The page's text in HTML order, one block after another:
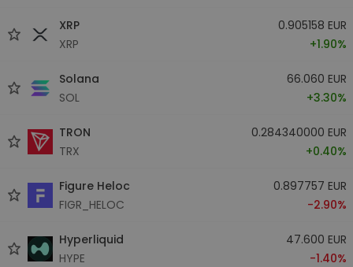
XRP
XRP
0.905158 EUR
+1.90%
Solana
SOL
66.060 EUR
+3.30%
TRON
TRX
0.284340000 EUR
+0.40%
Figure Heloc
FIGR_HELOC
0.897757 EUR
-2.90%
Hyperliquid
HYPE
47.600 EUR
-1.40%